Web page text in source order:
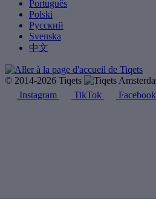
Português
Polski
Русский
Svenska
中文
© 2014-2026 Tiqets
Instagram
TikTok Facebook